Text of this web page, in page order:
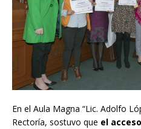
En el Aula Magna “Lic. Adolfo
Rectoría, sostuvo que el